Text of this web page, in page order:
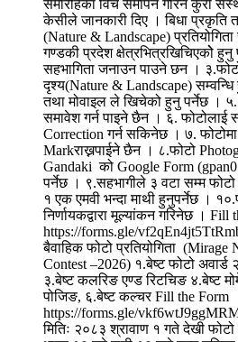
समारोहका विच समापन गरिने कुरा
केसीले जानकारी दिए । बिधा प्रकृति
(Nature & Landscape)
गण्डकी प्रदेश क्षेत्रभित्रखिचिएकोे
सहभागिता जनाउन पाउने छन ।
दृश्य(Nature & Landscape) सम्वन्धि
तथा मोवाइल ले खिचेको हुनु पर्नेछ ।
समावेश गर्न पाइने छैन । ६. फोटोलाई
Correction गर्न सकिनेछ । ७.
Markराख्नपाईने छैन । ८.फोटो
Gandaki को Google Form
पर्नेछ । ९.सहभागीले ३ वटा सम्म
१ एक एमवी भन्दा माथी हुनुपर्नेछ ।
निर्णायकद्वारा मूल्यांकन गरिनेछ । Fill
https://forms.gle/
बैवाहिक फोटो प्रतियोगिता
Contest –2026) १.बेष्ट फोटो
३.बेष्ट कलरिङ एण्ड रिटचिङ ४.बेष्ट
पोजिङ, ६.बेष्ट कल्चर Fill the Form
https://forms.gle/
मितिः २०८३ श्रावाण १ गते देखी फोटो